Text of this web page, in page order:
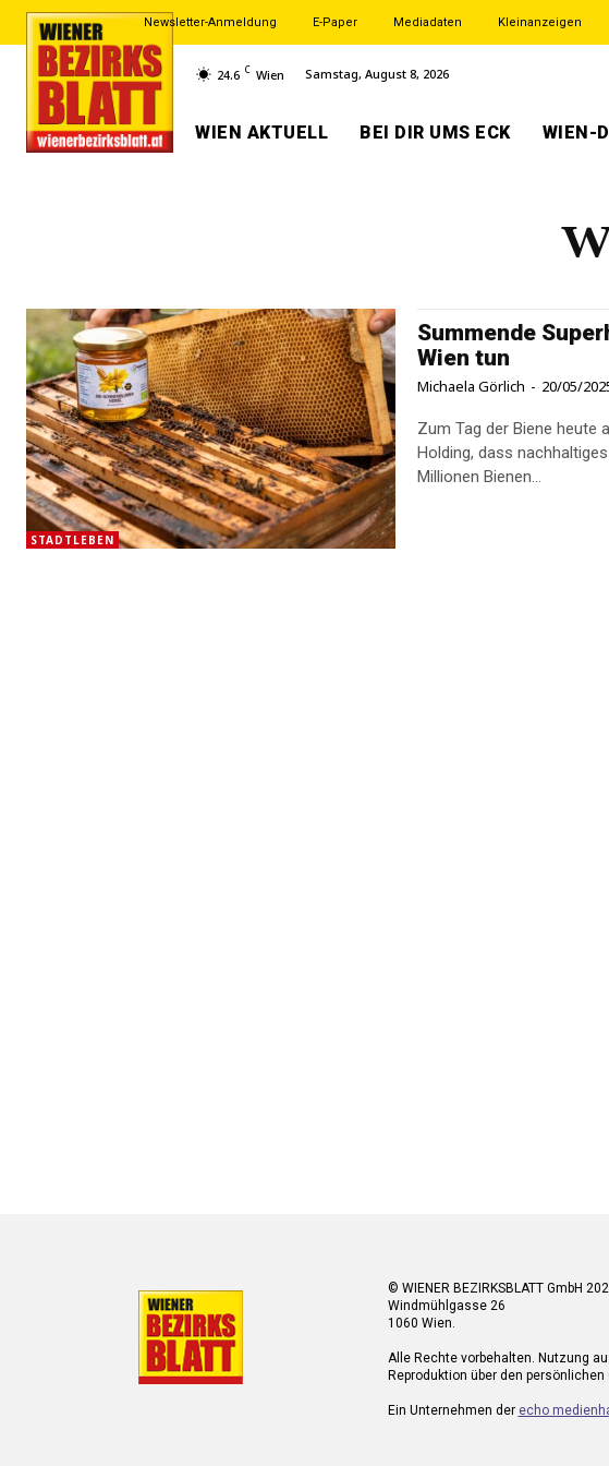
Newsletter-Anmeldung E-Paper Mediadaten Kleinanzeigen
24.6 C Wien Samstag, August 8, 2026
WIEN AKTUELL BEI DIR UMS ECK WIEN-
STADTLEBEN
Summende
Wien tun
Michaela Görlich - 20/05/
Zum Tag der Biene heute
Holding, dass
Millionen Bienen...
© WIENER BEZIRKSBLATT GmbH
Windmühlgasse 26
1060 Wien.
Alle Rechte vorbehalten. Nutzung
Reproduktion über den
Ein Unternehmen der echo